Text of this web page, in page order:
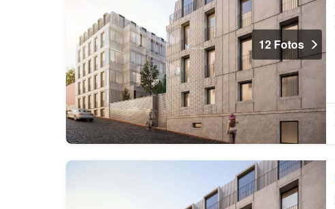
12 Fotos